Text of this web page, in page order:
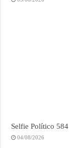
Selfie Político 584
04/08/2026